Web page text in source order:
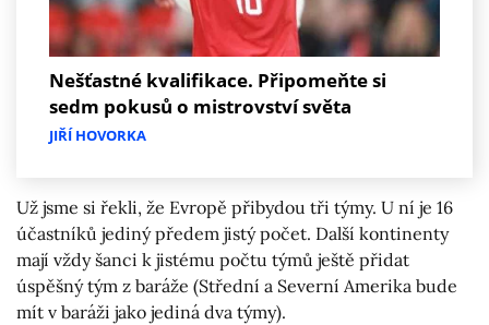
Nešťastné kvalifikace. Připomeňte si
sedm pokusů o mistrovství světa
JIŘÍ HOVORKA
Už jsme si řekli, že Evropě přibydou tři týmy. U ní je 16
účastníků jediný předem jistý počet. Další kontinenty
mají vždy šanci k jistému počtu týmů ještě přidat
úspěšný tým z baráže (Střední a Severní Amerika bude
mít v baráži jako jediná dva týmy).